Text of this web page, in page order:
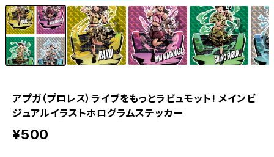
アプガ（プロレス）ライブをもっとラビュモット! メインビ
ジュアルイラストホログラムステッカー
¥500